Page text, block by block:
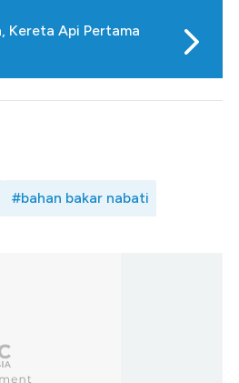
Kereta Api Pertama
#bahan bakar nabati